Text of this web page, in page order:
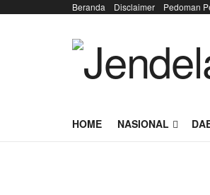
Beranda Disclaimer Pedoman
HOME NASIONAL